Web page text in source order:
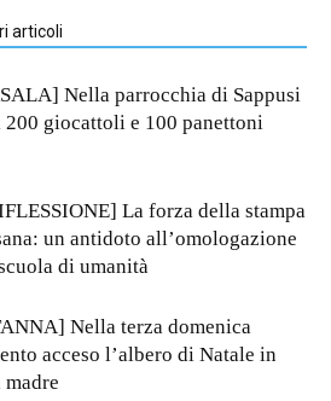
articoli
Nella parrocchia di Sappusi
200 giocattoli e 100 panettoni
La forza della stampa
un antidoto all’omologazione
di umanità
Nella terza domenica
acceso l’albero di Natale in
madre